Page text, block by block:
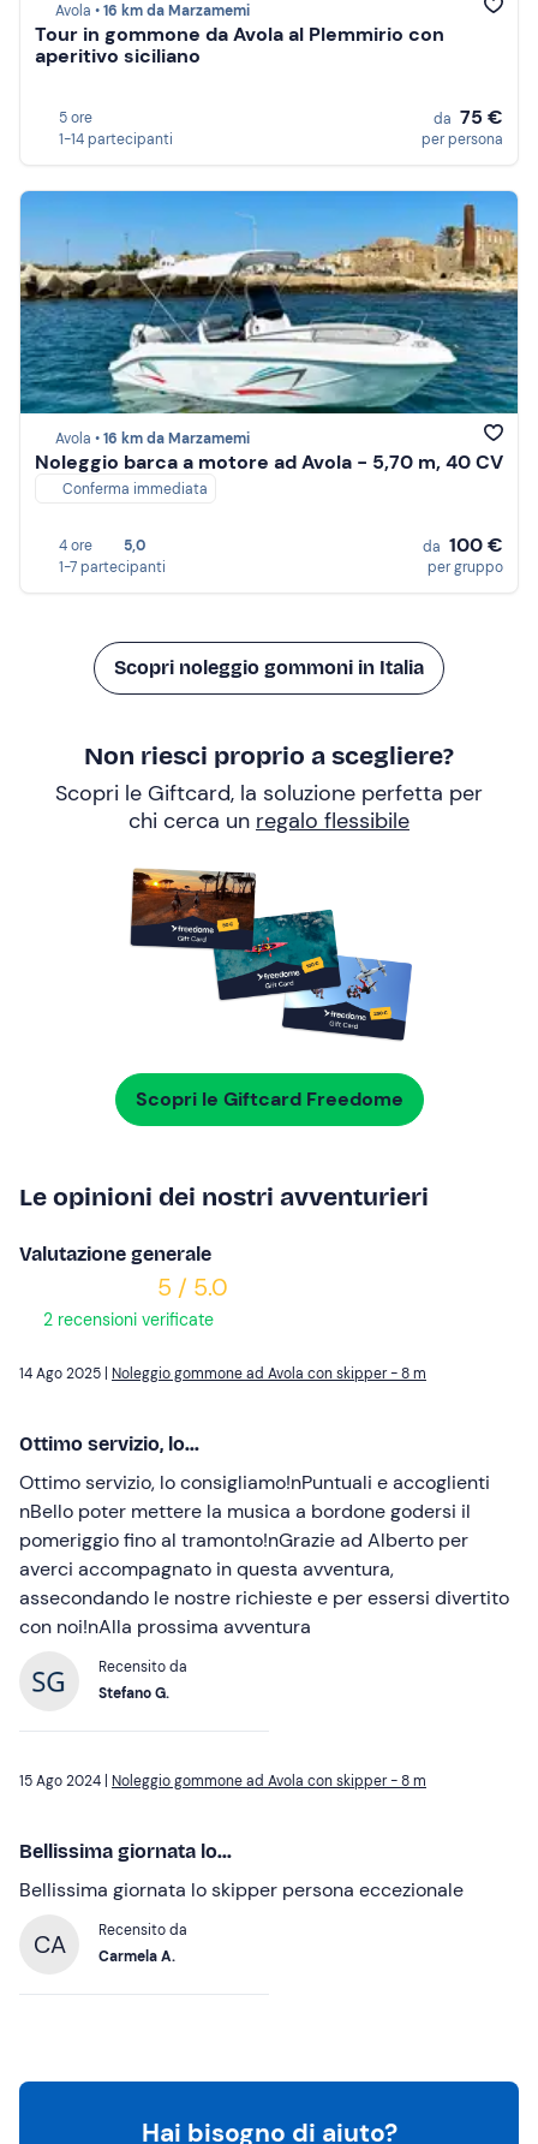
Avola •16 km da Marzamemi
Tour in gommone da Avola al Plemmirio con
aperitivo siciliano
5 ore
1-14 partecipanti
da 75 €
per persona
Avola •16 km da Marzamemi
Noleggio barca a motore ad Avola - 5,70 m, 40 CV
Conferma immediata
4 ore
5,0
1-7 partecipanti
da 100 €
per gruppo
Scopri noleggio gommoni in Italia
Non riesci proprio a scegliere?
Scopri le Giftcard, la soluzione perfetta per
chi cerca un regalo flessibile
Scopri le Giftcard Freedome
Le opinioni dei nostri avventurieri
Valutazione generale
5 / 5.0
2 recensioni verificate
14 Ago 2025 | Noleggio gommone ad Avola con skipper - 8 m
Ottimo servizio, lo...
Ottimo servizio, lo consigliamo!nPuntuali e accoglienti
nBello poter mettere la musica a bordone godersi il
pomeriggio fino al tramonto!nGrazie ad Alberto per
averci accompagnato in questa avventura,
assecondando le nostre richieste e per essersi divertito
con noi!nAlla prossima avventura
Recensito da
Stefano G.
15 Ago 2024 | Noleggio gommone ad Avola con skipper - 8 m
Bellissima giornata lo...
Bellissima giornata lo skipper persona eccezionale
CA
Recensito da
Carmela A.
Hai bisogno di aiuto?